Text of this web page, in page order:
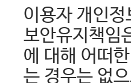
이용자 개인
보안유지책임
에 대해 어떠
는 경우는 없